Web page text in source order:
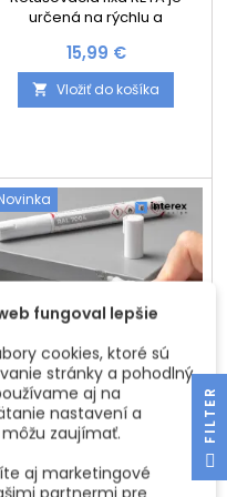
určená na rýchlu a
drobných poškodení nábytku
a drevených povrchov.
Účinne zakrýva škrabance,
fóliách či dyhe. Vďaka
aktivačnému hrotu je
veľmi jednoduchá
presná. Farba rýchlo schne,
vytvrdnutí je odolná voči
vode,...
Cena
15,99 €
 Vložiť do košíka
RETUŠOVACIA FIXA NA
RETA 12ML / SIVÁ
určená na rýchlu a
fungoval lepšie
cookies, ktoré sú
stránky a pohodlný
aj na
nastavení a
zaujímať.
aj marketingové
R